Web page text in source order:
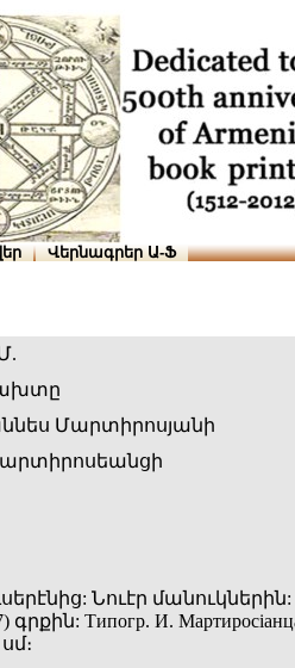
Տուն
Վերնագրեր Ա-Ֆ
Մարտիրոսյանի
Նուէր
գրքին: Типогр. И.